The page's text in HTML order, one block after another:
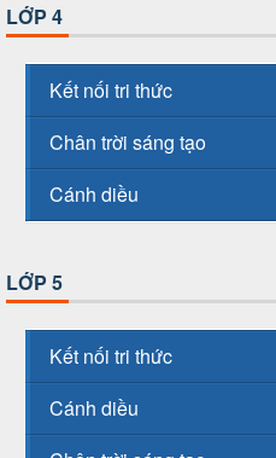
LỚP 4
Kết nối tri thức
Chân trời sáng tạo
Cánh diều
LỚP 5
Kết nối tri thức
Cánh diều